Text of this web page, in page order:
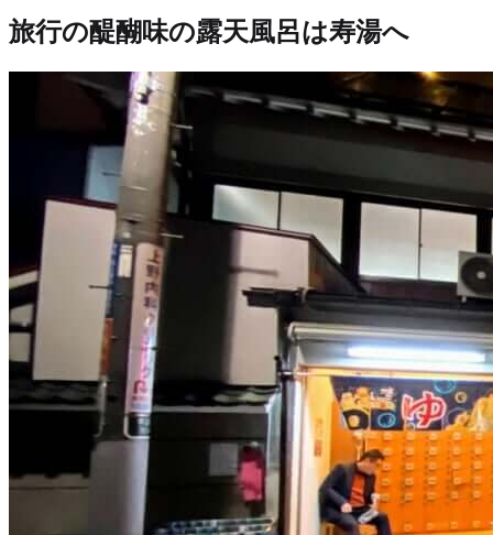
旅行の醍醐味の露天風呂は寿湯へ